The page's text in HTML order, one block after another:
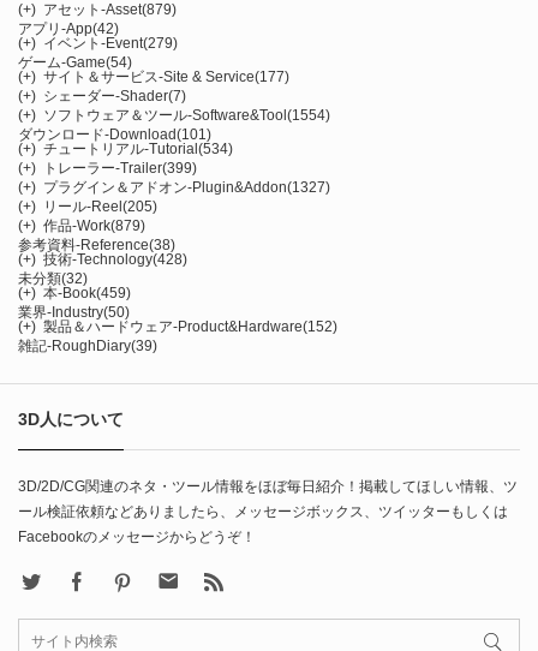
(+) アセット-Asset(879)
アプリ-App(42)
(+) イベント-Event(279)
ゲーム-Game(54)
(+) サイト＆サービス-Site & Service(177)
(+) シェーダー-Shader(7)
(+) ソフトウェア＆ツール-Software&Tool (1554)
ダウンロード-Download(101)
(+) チュートリアル-Tutorial (534)
(+)
トレーラー-Trailer(399)
(+) プラグイン＆アドオン-Plugin&Addon(1327)
(+) リール-Reel (205)
(+) 作品-Work(879)
参考資料-Reference(38)
(+) 技術-Technology(428)
未分類(32)
(+) 本-Book(459)
業界-Industry(50)
(+) 製品＆ハードウェア-Product&Hardware(152)
雑記-RoughDiary(39)
3D人について
3D/2D/CG関連のネタ・ツール情報をほぼ毎日紹介！掲載してほしい情報、ツ
ール検証依頼などありましたら、メッセージボックス、ツイッターもしくは
Facebookのメッセージからどうぞ！
FacebookPinterest Contact